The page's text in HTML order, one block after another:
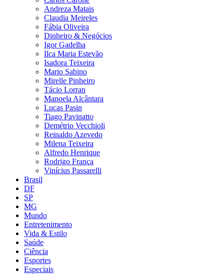
Andreza Matais
Claudia Meireles
Fábia Oliveira
Dinheiro & Negócios
Igor Gadelha
Ilca Maria Estevão
Isadora Teixeira
Mario Sabino
Mirelle Pinheiro
Tácio Lorran
Manoela Alcântara
Lucas Pasin
Tiago Pavinatto
Demétrio Vecchioli
Reinaldo Azevedo
Milena Teixeira
Alfredo Henrique
Rodrigo França
Vinícius Passarelli
Brasil
DF
SP
MG
Mundo
Entretenimento
Vida & Estilo
Saúde
Ciência
Esportes
Especiais